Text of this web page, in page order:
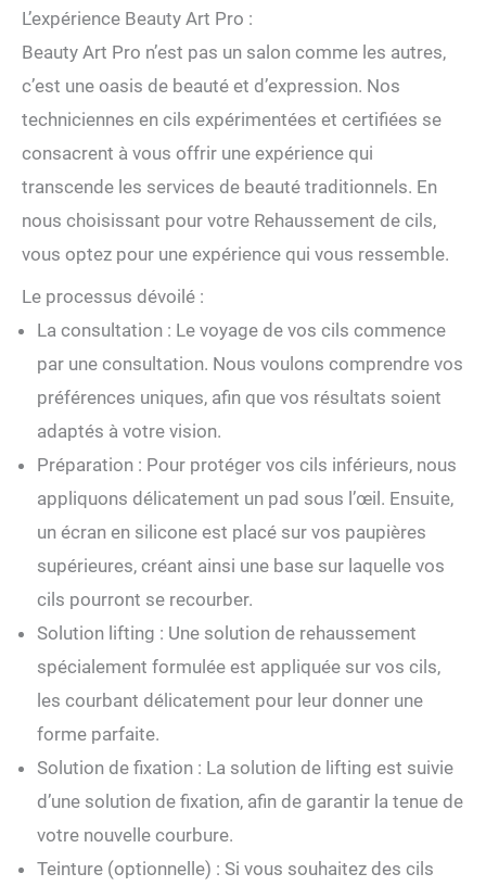
L’expérience Beauty Art Pro :
Beauty Art Pro n’est pas un salon comme les autres,
c’est une oasis de beauté et d’expression. Nos
techniciennes en cils expérimentées et certifiées se
consacrent à vous offrir une expérience qui
transcende les services de beauté traditionnels. En
nous choisissant pour votre Rehaussement de cils,
vous optez pour une expérience qui vous ressemble.
Le processus dévoilé :
La consultation : Le voyage de vos cils commence
par une consultation. Nous voulons comprendre vos
préférences uniques, afin que vos résultats soient
adaptés à votre vision.
Préparation : Pour protéger vos cils inférieurs, nous
appliquons délicatement un pad sous l’œil. Ensuite,
un écran en silicone est placé sur vos paupières
supérieures, créant ainsi une base sur laquelle vos
cils pourront se recourber.
Solution lifting : Une solution de rehaussement
spécialement formulée est appliquée sur vos cils,
les courbant délicatement pour leur donner une
forme parfaite.
Solution de fixation : La solution de lifting est suivie
d’une solution de fixation, afin de garantir la tenue de
votre nouvelle courbure.
Teinture (optionnelle) : Si vous souhaitez des cils